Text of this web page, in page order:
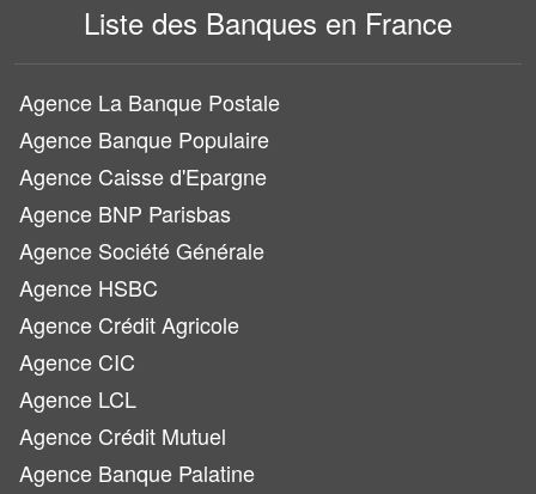
Liste des Banques en France
Agence La Banque Postale
Agence Banque Populaire
Agence Caisse d'Epargne
Agence BNP Parisbas
Agence Société Générale
Agence HSBC
Agence Crédit Agricole
Agence CIC
Agence LCL
Agence Crédit Mutuel
Agence Banque Palatine